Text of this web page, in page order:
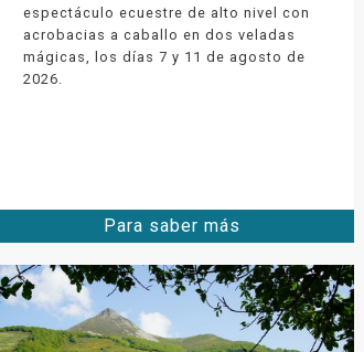
espectáculo ecuestre de alto nivel con
acrobacias a caballo en dos veladas
mágicas, los días 7 y 11 de agosto de
2026.
Para saber más